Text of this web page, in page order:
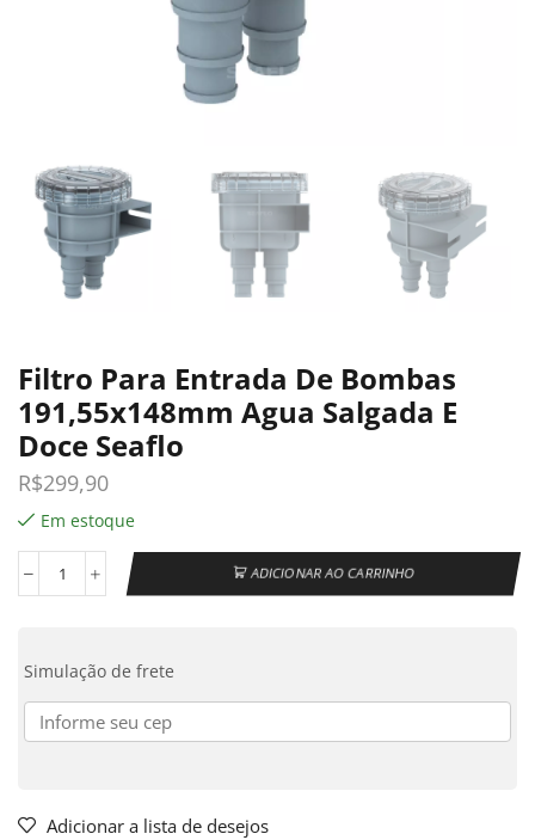
Filtro Para Entrada De Bombas
191,55x148mm Agua Salgada E
Doce Seaflo
R$299,90
Em estoque
ADICIONAR AO CARRINHO
Simulação de frete
Adicionar a lista de desejos